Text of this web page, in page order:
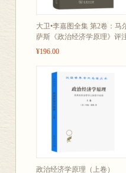
大卫•李嘉图全集 第2卷：马
萨斯《政治经济学原理》评
¥196.00
政治经济学原理（上卷）